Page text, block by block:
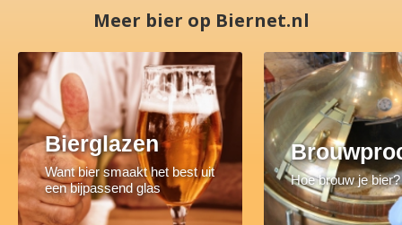
Meer bier op Biernet.nl
Bierglazen
Want bier smaakt het best uit
een bijpassend glas
Hoe brouw je bier?